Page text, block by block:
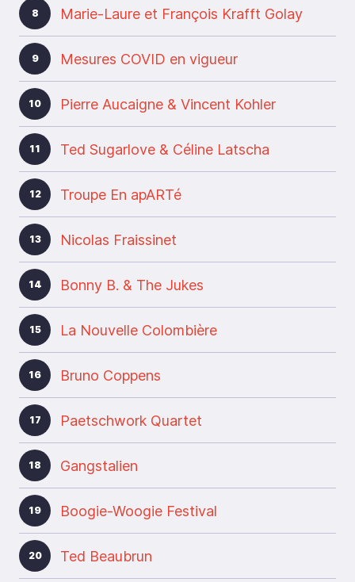
8 Marie-Laure et François Krafft Golay
9 Mesures COVID en vigueur
10 Pierre Aucaigne & Vincent Kohler
11 Ted Sugarlove & Céline Latscha
12 Troupe En apARTé
13 Nicolas Fraissinet
14 Bonny B. & The Jukes
15 La Nouvelle Colombière
16 Bruno Coppens
17 Paetschwork Quartet
18 Gangstalien
19 Boogie-Woogie Festival
20 Ted Beaubrun